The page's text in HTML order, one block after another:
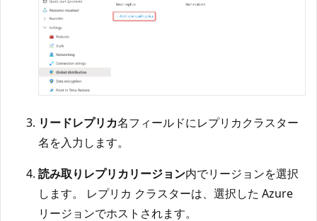
リードレプリカ名フィールドにレプリカクラスター
名を入力します。
読み取りレプリカリージョン内でリージョンを選択
します。 レプリカ クラスターは、選択した Azure
リージョンでホストされます。